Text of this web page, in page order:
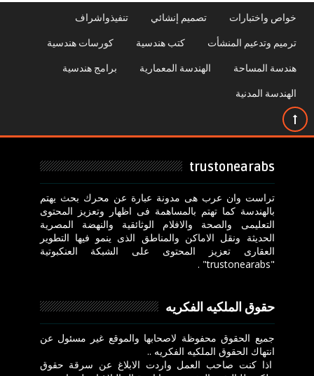
خواص واختبارات تصميم إنشائي تنفيذواشراف
ترميم وتدعيم المنشأت كتب هندسية كورسات هندسية
هندسة المساحة الهندسة المعمارية برامج هندسية
الهندسة المدنية
trustonearabs
تراست وان عرب هى مدونة عبارة عن محرك بحث يهتم
بالهندسة كما تهتم بالمساهمة فى اظهار وتعزيز المحتوى
التعليمى والصحة والافلام الوثائقية والنهضة المصرية
الحديثة ونقل الاماكن والمناطق الذى ينمو فيها التطوير
العقارى تعزيز المحتوى على الشبكة العنكبوتية
"trustonearabs" .
حقوق الملكيه الفكريه
جميع الحقوق محفوظة لاصحابها والموقع غير مسئول عن
انتهاك الحقوق الملكيه الفكريه ..
اذا كنت صاحب العمل واردت الابلاغ عن سرقة حقوق